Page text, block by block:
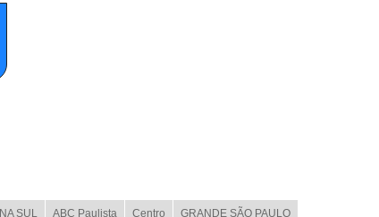
SUL ABC Paulista Centro GRANDE SÃO PAULO